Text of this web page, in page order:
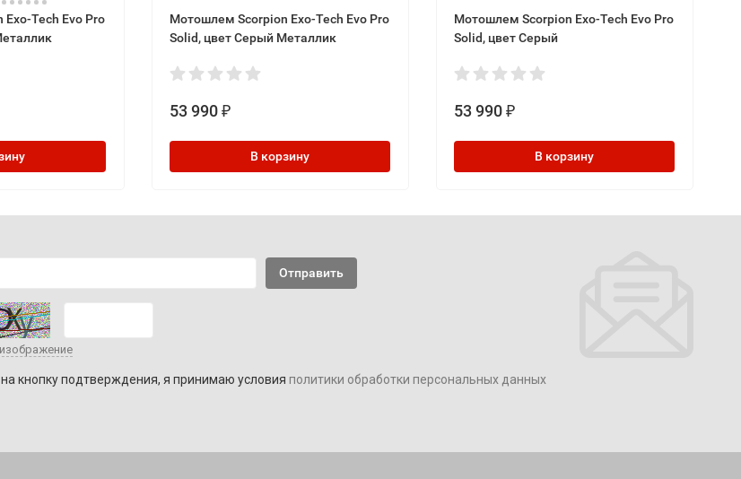
Tech Evo Pro
Мотошлем Scorpion Exo-Tech Evo Pro
Solid, цвет Серый Металлик
53 990 ₽
В корзину
Мотошлем Scorpion Exo-Tech Evo Pro
Solid, цвет Серый
53 990 ₽
В корзину
кнопку подтверждения, я принимаю условия политики обработки персональных данных